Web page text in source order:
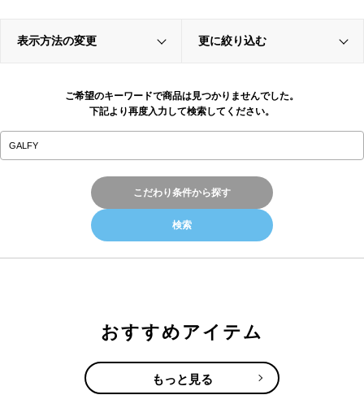
表示方法の変更 更に絞り込む
ご希望のキーワードで商品は見つかりませんでした。
下記より再度入力して検索してください。
こだわり条件から探す
おすすめアイテム
もっと見る